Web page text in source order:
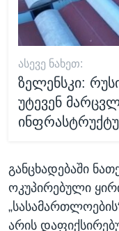
ᲐᲡᲔᲕᲔ ᲜᲐᲮᲔᲗ:
ზელენსკი:
უტევენ
განცხადებაში
ოკუპირებული
არის